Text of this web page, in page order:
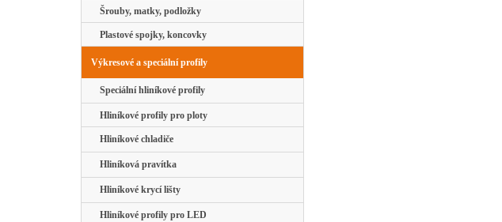
Šrouby, matky, podložky
Plastové spojky, koncovky
Výkresové a speciální profily
Speciální hliníkové profily
Hliníkové profily pro ploty
Hliníkové chladiče
Hliníková pravítka
Hliníkové krycí lišty
Hliníkové profily pro LED